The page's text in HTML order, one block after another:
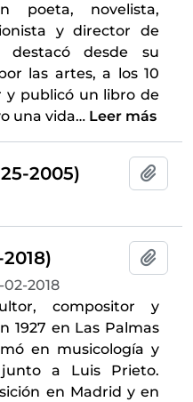
poeta, novelista,
y director de
destacó desde su
las artes, a los 10
y publicó un libro de
una vida… Leer más
2005)
02-2018
compositor y
1927 en Las Palmas
en musicología y
a Luis Prieto.
en Madrid y en